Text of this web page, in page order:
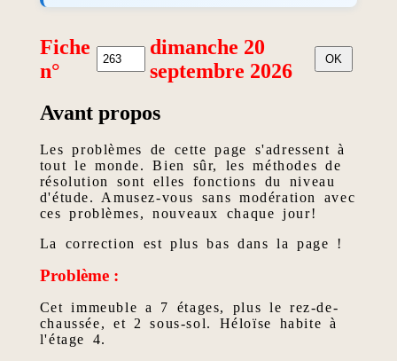
Fiche
n°
dimanche 20
septembre 2026
Avant propos
Les problèmes de cette page s'adressent à
tout le monde. Bien sûr, les méthodes de
résolution sont elles fonctions du niveau
d'étude. Amusez-vous sans modération avec
ces problèmes, nouveaux chaque jour!
La correction est plus bas dans la page !
Problème :
Cet immeuble a 7 étages, plus le rez-de-
chaussée, et 2 sous-sol. Héloïse habite à
l'étage 4.